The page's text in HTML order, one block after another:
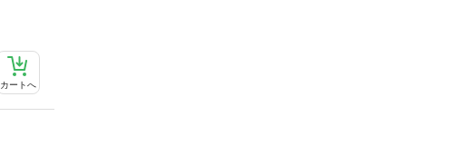
カートへ